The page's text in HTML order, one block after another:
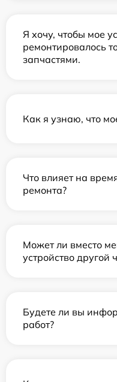
Я хочу, чтобы мое
ремонтировалось
запчастями.
Как я узнаю, что
Что влияет на
ремонта?
Может ли вместо
устройство другой
Будете ли вы
работ?